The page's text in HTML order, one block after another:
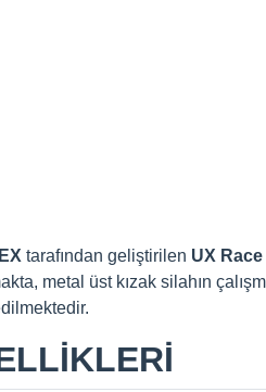
tarafından geliştirilen UX
metal üst kızak silahın